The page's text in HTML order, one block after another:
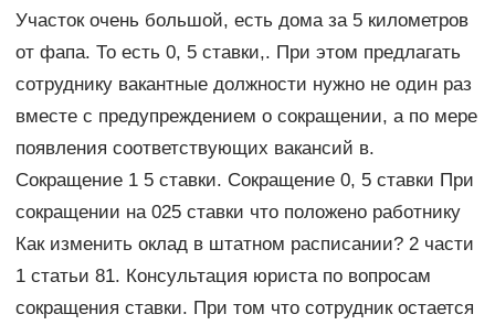
Участок очень большой, есть дома за 5 километров
от фапа. То есть 0, 5 ставки,. При этом предлагать
сотруднику вакантные должности нужно не один раз
вместе с предупреждением о сокращении, а по мере
появления соответствующих вакансий в.
Сокращение 1 5 ставки. Сокращение 0, 5 ставки При
сокращении на 025 ставки что положено работнику
Как изменить оклад в штатном расписании? 2 части
1 статьи 81. Консультация юриста по вопросам
сокращения ставки. При том что сотрудник остается